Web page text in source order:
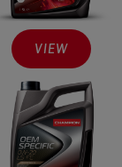
VIEW